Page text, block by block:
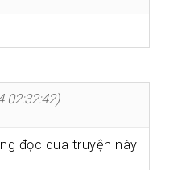
02:32:42)
đọc qua truyện này